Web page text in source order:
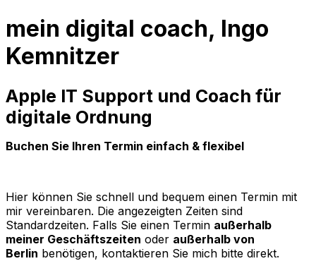
mein digital coach, Ingo
Kemnitzer
Apple IT Support und Coach für
digitale Ordnung
Buchen Sie Ihren Termin einfach & flexibel
Hier können Sie schnell und bequem einen Termin mit
mir vereinbaren. Die angezeigten Zeiten sind
Standardzeiten. Falls Sie einen Termin außerhalb
meiner Geschäftszeiten oder außerhalb von
Berlin benötigen, kontaktieren Sie mich bitte direkt.